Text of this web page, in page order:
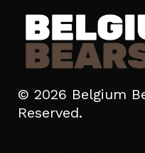
© 2026 Belgium
Reserved.